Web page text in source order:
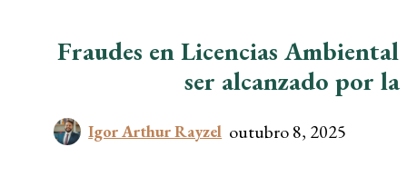
Fraudes en Licencias
ser alcanzado por
Igor Arthur Rayzel outubro 8, 2025